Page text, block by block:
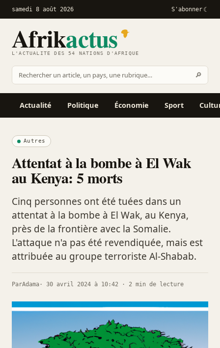
samedi 8 août 2026 S'abonner
Afrikactus
L'ACTUALITÉ DES 54 NATIONS D'AFRIQUE
Rechercher
sur
Afrikactus
🔎
Actualité Politique Économie Sport
Autres
Attentat à la bombe à El Wak
au Kenya: 5 morts
Cinq personnes ont été tuées dans un
attentat à la bombe à El Wak, au Kenya,
près de la frontière avec la Somalie.
L'attaque n'a pas été revendiquée, mais est
attribuée au groupe terroriste Al-Shabab.
ParAdama · 30 avril 2024 à 10:42 · 2 min de lecture